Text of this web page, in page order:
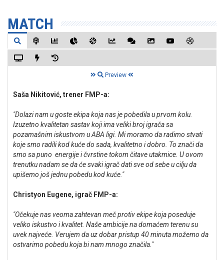
MATCH
Preview
Saša Nikitović, trener FMP-a:
"Dolazi nam u goste ekipa koja nas je pobedila u prvom kolu.
Izuzetno kvalitetan sastav koji ima veliki broj igrača sa
pozamašnim iskustvom u ABA ligi. Mi moramo da radimo stvati
koje smo radili kod kuće do sada, kvalitetno i dobro. To znači da
smo sa puno energije i čvrstine tokom čitave utakmice. U ovom
trenutku nadam se da će svaki igrač dati sve od sebe u cilju da
upišemo još jednu pobedu kod kuće."
Christyon Eugene, igrač FMP-a:
"Očekuje nas veoma zahtevan meč protiv ekipe koja poseduje
veliko iskustvo i kvalitet. Naše ambicije na domaćem terenu su
uvek najveće. Verujem da uz dobar pristup 40 minuta možemo da
ostvarimo pobedu koja bi nam mnogo značila."